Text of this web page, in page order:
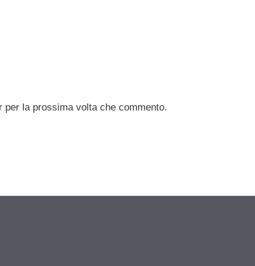
la prossima volta che commento.